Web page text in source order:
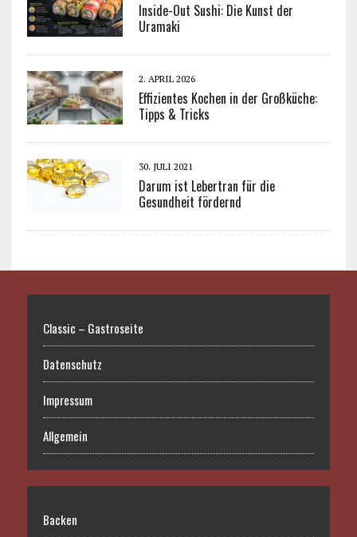
Inside-Out Sushi: Die Kunst der
Uramaki
2. APRIL 2026
Effizientes Kochen in der Großküche:
Tipps & Tricks
30. JULI 2021
Darum ist Lebertran für die
Gesundheit fördernd
Classic – Gastroseite
Datenschutz
Impressum
Allgemein
Backen